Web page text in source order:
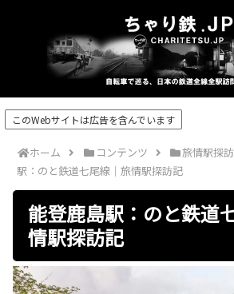
このWebサイトは広告を含んでいます
ホーム コンテンツ 旅情駅探
駅：のと鉄道七尾線｜旅情駅探訪記
能登鹿島駅：のと鉄道
情駅探訪記